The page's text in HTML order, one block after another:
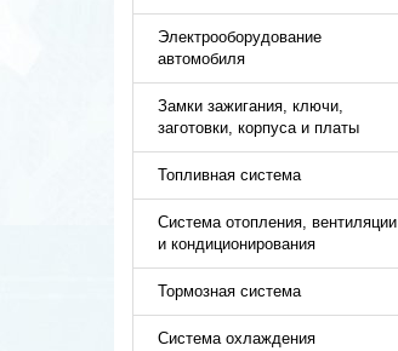
Электрооборудование
автомобиля
Замки зажигания, ключи,
заготовки, корпуса и платы
Топливная система
Система отопления, вентиляции
и кондиционирования
Тормозная система
Система охлаждения